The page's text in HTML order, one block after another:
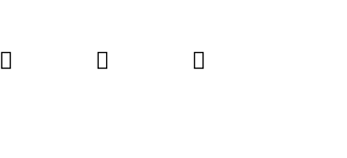
Hledat PřihlášeníNákupní